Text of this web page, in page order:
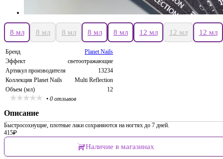
8 мл 8 мл 8 мл 8 мл 8 мл 12 мл 12 мл 12 мл
Бренд
Planet Nails
Эффект
светоотражающие
Артикул производителя
13234
Коллекция Planet Nails
Multi Reflection
Объем (мл)
12
• 0 отзывов
Описание
Быстросохнущие, плотные лаки сохраняются на ногтях до 7 дней.
415₽
Наличие в магазинах